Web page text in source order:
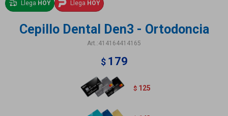
Llega HOY Llega HOY
Cepillo Dental Den3 - Ortodoncia
414164414165
$ 179
$ 125